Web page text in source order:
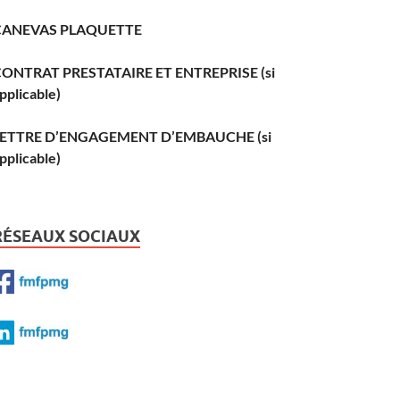
PLAQUETTE
PRESTATAIRE ET ENTREPRISE (si
D’ENGAGEMENT D’EMBAUCHE (si
SOCIAUX